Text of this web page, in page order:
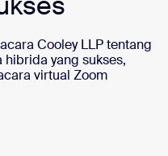
Cooley LLP tentang
yang sukses,
virtual Zoom